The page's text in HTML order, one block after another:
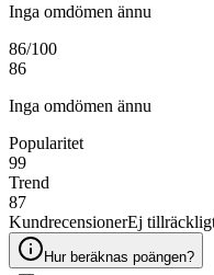
Inga omdömen ännu
86/100
86
Inga omdömen ännu
Popularitet
99
Trend
87
KundrecensionerEj
Hur beräknas poängen?